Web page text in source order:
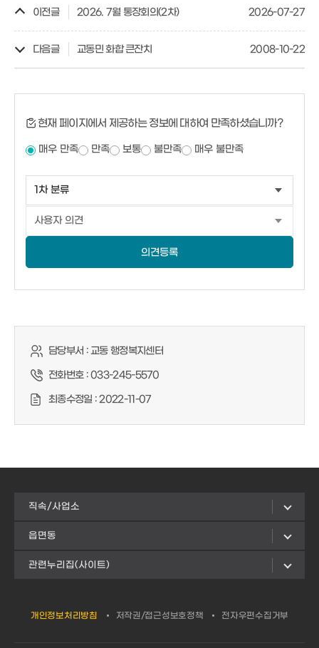
이전글 2026. 7월 통장회의(2차) 2026-07-27
다음글 교동민 화합 큰잔치 2008-10-22
현재 페이지에서 제공하는 정보에 대하여 만족하셨습니까?
매우 만족 만족 보통 불만족 매우 불만족
의견등록
담당부서 :교동 행정복지센터
전화번호 :033-245-5570
최종수정일 :2022-11-07
직속/사업소
읍면동
관련누리집(사이트)
개인정보처리방침 저작권/접근성보호정책 전자우편수집거부